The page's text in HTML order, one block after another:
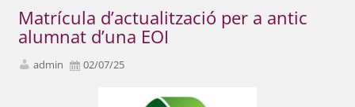
Matrícula d’actualització per a antic
alumnat d’una EOI
admin 02/07/25